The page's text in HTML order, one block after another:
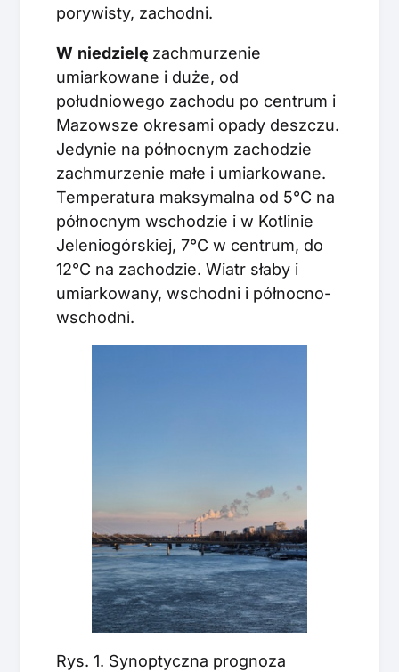
porywisty, zachodni.
W niedzielę zachmurzenie
umiarkowane i duże, od
południowego zachodu po centrum i
Mazowsze okresami opady deszczu.
Jedynie na północnym zachodzie
zachmurzenie małe i umiarkowane.
Temperatura maksymalna od 5°C na
północnym wschodzie i w Kotlinie
Jeleniogórskiej, 7°C w centrum, do
12°C na zachodzie. Wiatr słaby i
umiarkowany, wschodni i północno-
wschodni.
Rys. 1. Synoptyczna prognoza